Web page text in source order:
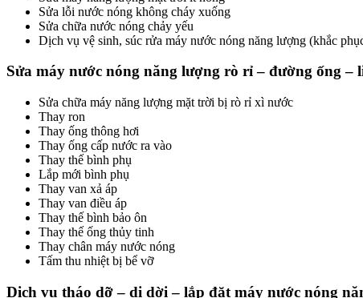
Sửa lỗi nước nóng không cháy xuống
Sửa chữa nước nóng chảy yếu
Dịch vụ vệ sinh, súc rửa máy nước nóng năng lượng (khắc
Sửa máy nước nóng năng lượng rò rỉ – đường ống
Sửa chữa máy năng lượng mặt trời bị rò rỉ xì nước
Thay ron
Thay ống thông hơi
Thay ống cấp nước ra vào
Thay thế bình phụ
Lắp mới bình phụ
Thay van xả áp
Thay van điều áp
Thay thế bình bảo ôn
Thay thế ống thủy tinh
Thay chân máy nước nóng
Tấm thu nhiệt bị bể vỡ
Dịch vụ tháo dỡ – di dời – lắp đặt máy nước nóng